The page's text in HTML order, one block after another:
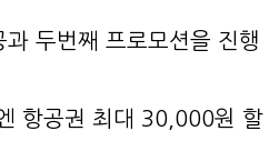
두번째 프로모션을 진행
항공권 최대 30,000원 할